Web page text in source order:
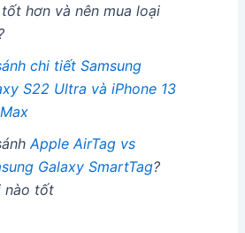
hơn và nên mua loại
chi tiết Samsung
S22 Ultra và iPhone 13
Apple AirTag vs
Galaxy SmartTag?
nào tốt